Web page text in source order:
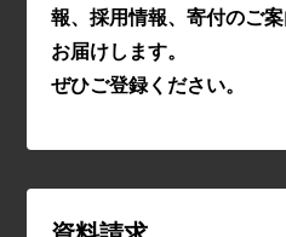
報、採用情報、寄付のご
お届けします。
ぜひご登録ください。